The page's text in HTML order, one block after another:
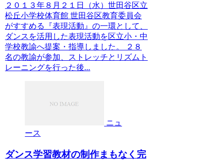
２０１３年８月２１日（水）世田谷区立
松丘小学校体育館 世田谷区教育委員会
がすすめる『表現活動』の一環として、
ダンスを活用した表現活動を区立小・中
学校教諭へ提案・指導しました。 ２８
名の教諭が参加、ストレッチとリズムト
レーニングを行った後...
ニュ
ース
ダンス学習教材の制作まもなく完